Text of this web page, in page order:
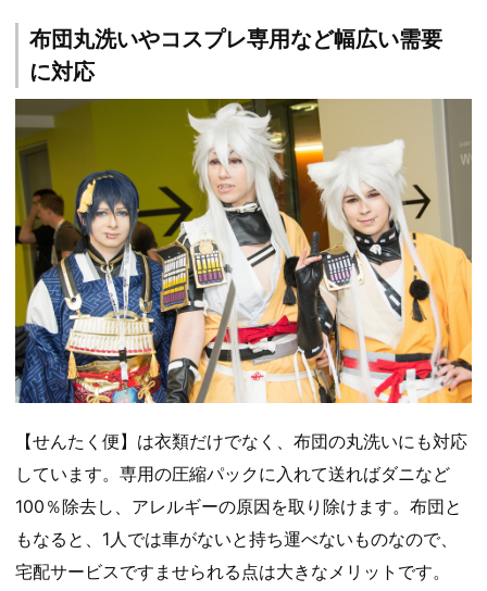
布団丸洗いやコスプレ専用など幅広い需要
に対応
【せんたく便】は衣類だけでなく、布団の丸洗いにも対応
しています。専用の圧縮パックに入れて送ればダニなど
100％除去し、アレルギーの原因を取り除けます。布団と
もなると、1人では車がないと持ち運べないものなので、
宅配サービスですませられる点は大きなメリットです。